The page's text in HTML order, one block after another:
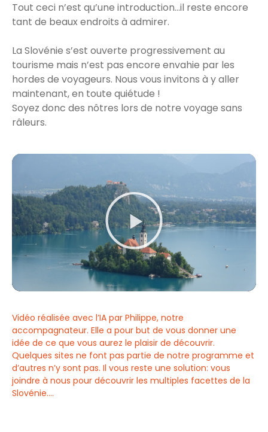
Tout ceci n’est qu’une introduction...il reste encore
tant de beaux endroits à admirer.
La Slovénie s’est ouverte progressivement au
tourisme mais n’est pas encore envahie par les
hordes de voyageurs. Nous vous invitons à y aller
maintenant, en toute quiétude !
Soyez donc des nôtres lors de notre voyage sans
râleurs.
Vidéo réalisée avec l’IA par Philippe, notre
accompagnateur. Elle a pour but de vous donner une
idée de ce que vous aurez le plaisir de découvrir.
Quelques sites ne font pas partie de notre programme et
d’autres n’y sont pas. Il vous reste une solution: vous
joindre à nous pour découvrir les multiples facettes de la
Slovénie....